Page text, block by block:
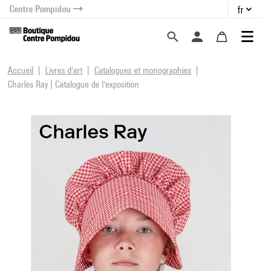
menu
contenu
Centre Pompidou fr
Accueil Livres d'art
Catalogues et monographies
Charles Ray | Catalogue de l'exposition